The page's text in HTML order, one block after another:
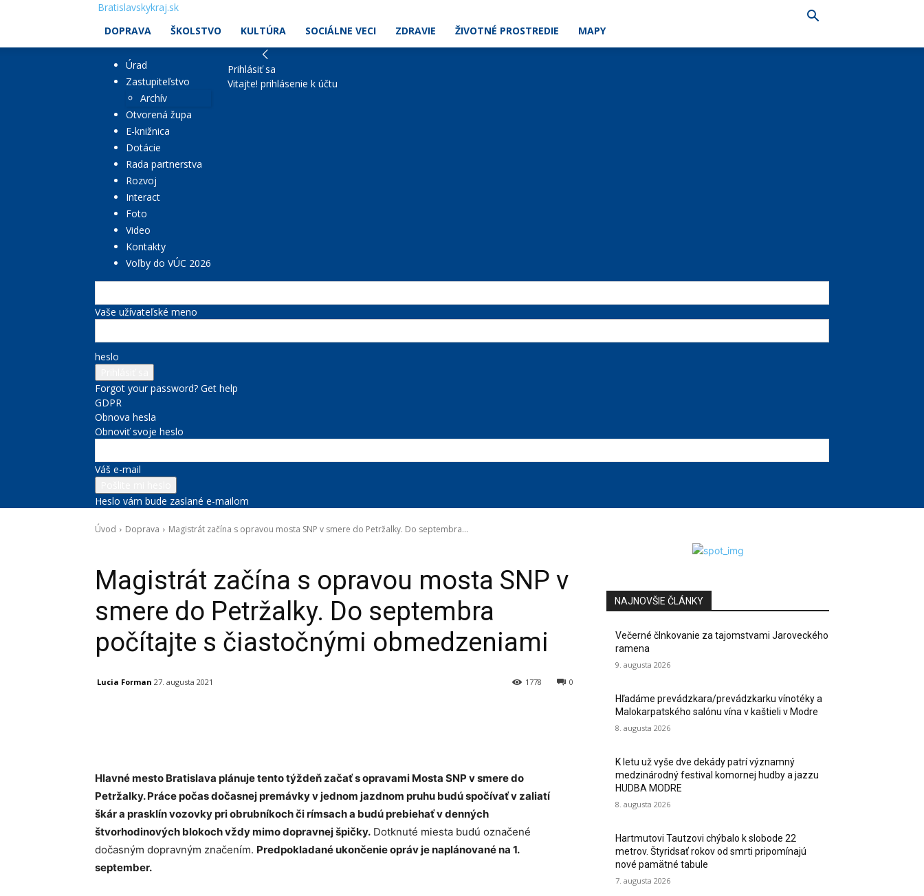
Bratislavskykraj.sk
DOPRAVA
ŠKOLSTVO KULTÚRA SOCIÁLNE VECI ZDRAVIE ŽIVOTNÉ PROSTREDIE MAPY
Úrad
Zastupiteľstvo
Archív
Otvorená župa
E-knižnica
Dotácie
Rada partnerstva
Rozvoj
Interact
Foto
Video
Kontakty
Voľby do VÚC 2026
Prihlásiť sa
Vitajte! prihlásenie k účtu
Vaše užívateľské meno
heslo
Forgot your password? Get help
GDPR
Obnova hesla
Obnoviť svoje heslo
Váš e-mail
Heslo vám bude zaslané e-mailom
Úvod Doprava Magistrát začína s opravou mosta SNP v smere do Petržalky. Do septembra...
Magistrát začína s opravou mosta SNP v
smere do Petržalky. Do septembra
počítajte s čiastočnými obmedzeniami
Lucia Forman 27. augusta 2021 0
1778
Hlavné mesto Bratislava plánuje tento týždeň začať s opravami Mosta SNP v smere do
Petržalky. Práce počas dočasnej premávky v jednom jazdnom pruhu budú spočívať v zaliatí
škár a prasklín vozovky pri obrubníkoch či rímsach a budú prebiehať v denných
štvorhodinových blokoch vždy mimo dopravnej špičky. Dotknuté miesta budú označené
dočasným dopravným značením. Predpokladané ukončenie opráv je naplánované na 1.
september.
NAJNOVŠIE ČLÁNKY
Večerné člnkovanie za tajomstvami Jaroveckého
ramena
9. augusta 2026
Hľadáme prevádzkara/prevádzkarku vínotéky a
Malokarpatského salónu vína v kaštieli v Modre
8. augusta 2026
K letu už vyše dve dekády patrí významný
medzinárodný festival komornej hudby a jazzu
HUDBA MODRE
8. augusta 2026
Hartmutovi Tautzovi chýbalo k slobode 22
metrov. Štyridsať rokov od smrti pripomínajú
nové pamätné tabule
7. augusta 2026